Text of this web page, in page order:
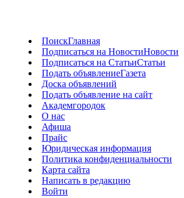
ПоискГлавная
Подписаться на НовостиНовости
Подписаться на СтатьиСтатьи
Подать объявлениеГазета
Доска объявлений
Подать объявление на сайт
Академгородок
О нас
Афиша
Прайс
Юридическая информация
Политика конфиденциальности
Карта сайта
Написать в редакцию
Войти